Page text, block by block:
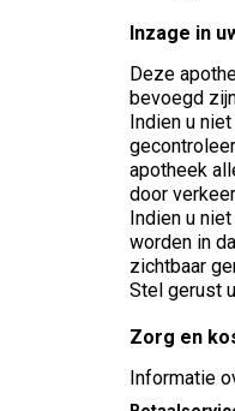
Inzage in
Deze
bevoegd
Indien u
apotheek
door
Indien u
worden in
zichtbaar
Stel gerust
Zorg en
Informatie